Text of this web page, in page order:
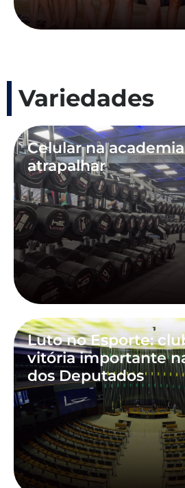
Variedades
Celular na
atrapalhar
Luto no Esporte:
vitória importante
dos Deputados